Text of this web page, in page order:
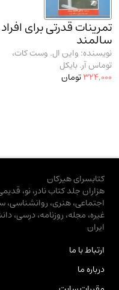
تمرینات قدرتی برای افراد
سالمند
نویسنده: واین ال. وست کات،
توماس آر. بایکل
324,000تومان
کتابسرای هیرکان
هزاران جلد کتاب نادر، نو،
اجتماعی، هنری، روانشناسی،
غیره، مجله، روزنامه، درسی،
ایران
ارتباط با ما
درباره ما